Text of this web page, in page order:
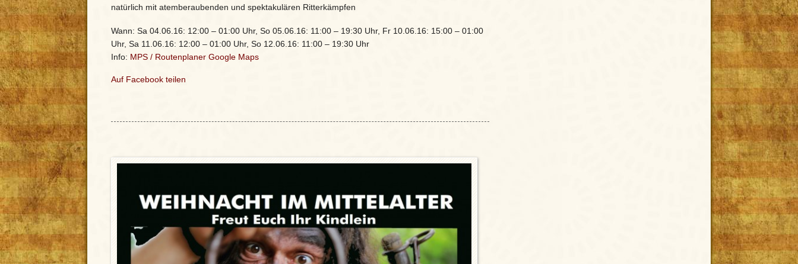
natürlich mit atemberaubenden und spektakulären Ritterkämpfen
Wann: Sa 04.06.16: 12:00 – 01:00 Uhr, So 05.06.16: 11:00 – 19:30 Uhr, Fr 10.06.16: 15:00 – 01:00
Uhr, Sa 11.06.16: 12:00 – 01:00 Uhr, So 12.06.16: 11:00 – 19:30 Uhr
Info: MPS / Routenplaner Google Maps
Auf Facebook teilen